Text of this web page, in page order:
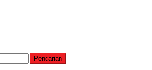
Pencarian